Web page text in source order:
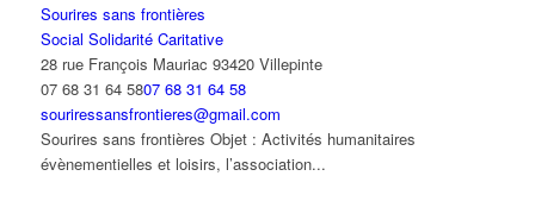
Sourires sans frontières
Social Solidarité Caritative
28 rue François Mauriac 93420 Villepinte
07 68 31 64 5807 68 31 64 58
souriressansfrontieres@gmail.com
Sourires sans frontières Objet : Activités humanitaires
évènementielles et loisirs, l’association...